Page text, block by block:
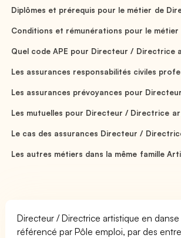
Diplômes et prérequis pour le métier de
Conditions et rémunérations pour le métier
Quel code APE pour Directeur / Directrice
Les assurances responsabilités civiles
Les assurances prévoyances pour
Les mutuelles pour Directeur / Directrice
Le cas des assurances Directeur /
Les autres métiers dans la même famille
Directeur / Directrice artistique en
référencé par Pôle emploi, par des